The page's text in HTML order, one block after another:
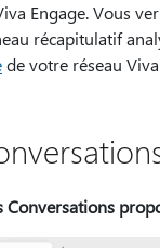
Engage. Vous
récapitulatif
de votre réseau
Conversations